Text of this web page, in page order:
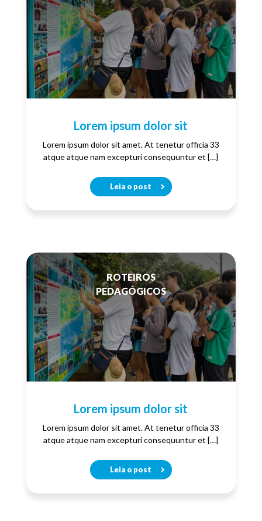
Lorem ipsum dolor sit
Lorem ipsum dolor sit amet. At tenetur officia 33
atque atque nam excepturi consequuntur et […]
Leia o post
ROTEIROS
PEDAGÓGICOS
Lorem ipsum dolor sit
Lorem ipsum dolor sit amet. At tenetur officia 33
atque atque nam excepturi consequuntur et […]
Leia o post